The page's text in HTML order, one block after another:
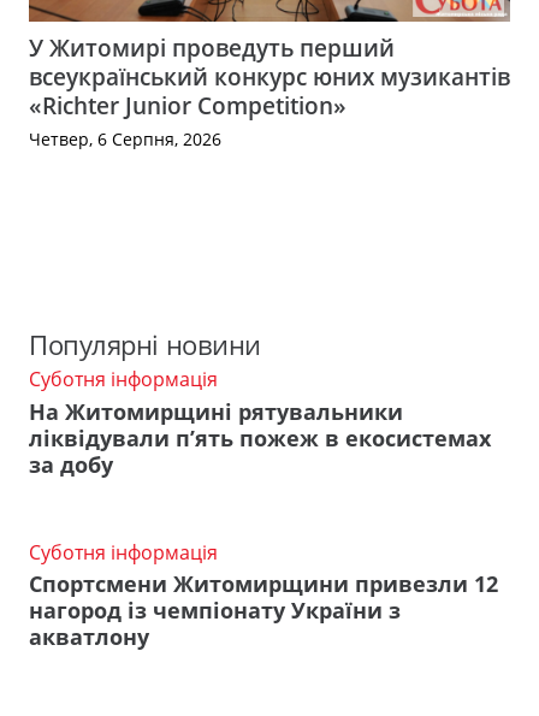
У Житомирі проведуть перший
всеукраїнський конкурс юних музикантів
«Richter Junior Competition»
Четвер, 6 Серпня, 2026
Популярні новини
Суботня інформація
На Житомирщині рятувальники
ліквідували п’ять пожеж в екосистемах
за добу
Суботня інформація
Спортсмени Житомирщини привезли 12
нагород із чемпіонату України з
акватлону